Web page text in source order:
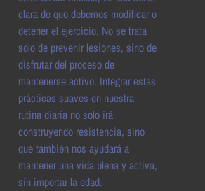
clara de que debemos modificar o
detener el ejercicio. No se trata
solo de prevenir lesiones, sino de
disfrutar del proceso de
mantenerse activo. Integrar estas
prácticas suaves en nuestra
rutina diaria no solo irá
construyendo resistencia, sino
que también nos ayudará a
mantener una vida plena y activa,
sin importar la edad.